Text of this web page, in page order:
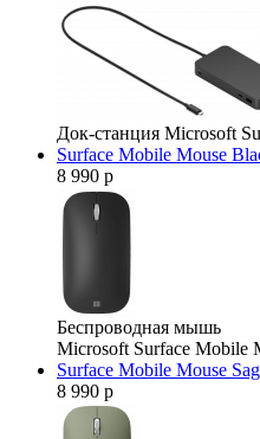
Док-станция Microsoft
Surface Mobile Mouse
8 990 р
Беспроводная мышь
Microsoft Surface Mobile
Surface Mobile Mouse
8 990 р